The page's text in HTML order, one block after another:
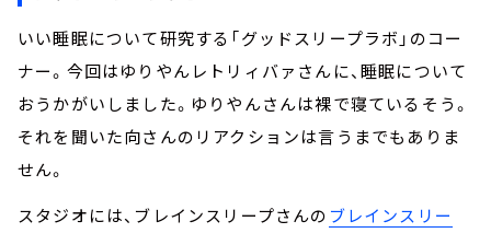
いい睡眠について研究する「グッドスリープラボ」のコー
ナー。今回はゆりやんレトリィバァさんに、睡眠について
おうかがいしました。ゆりやんさんは裸で寝ているそう。
それを聞いた向さんのリアクションは言うまでもありま
せん。
スタジオには、ブレインスリープさんの ブレインスリー